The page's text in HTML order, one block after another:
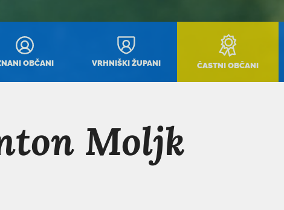
OBČANI VRHNIŠKI ŽUPANI ČASTNI OBČANI
Moljk